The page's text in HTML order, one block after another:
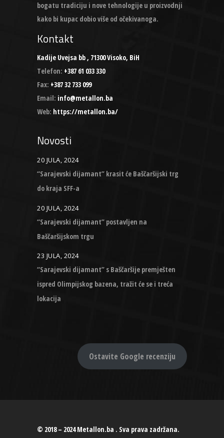
bogatu tradiciju i nove tehnologije u proizvodnji
kako bi kupac dobio više od očekivanoga.
Kontakt
Kadije Uvejsa bb , 71300 Visoko, BiH
Telefon: +387 61 033 330
Fax: +387 32 733 099
Email: info@metallon.ba
Web: https://metallon.ba/
Novosti
20 JULA, 2024
“Sarajevski dijamant” krasit će Baščaršijski trg
do kraja SFF-a
20 JULA, 2024
“Sarajevski dijamant” postavljen na
Baščaršijskom trgu
23 JULA, 2024
“Sarajevski dijamant” s Baščaršije premješten
ispred Olimpijskog bazena, tražit će se i treća
lokacija
Ostavite Google recenziju
© 2018 – 2024 Metallon.ba . Sva prava zadržana.